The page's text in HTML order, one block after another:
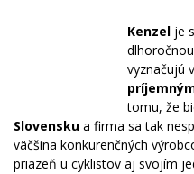
Kenzel je
vyznačujú
tomu, že
Slovensku a firma sa tak
väčšina konkurenčných
priazeň u cyklistov aj svojím